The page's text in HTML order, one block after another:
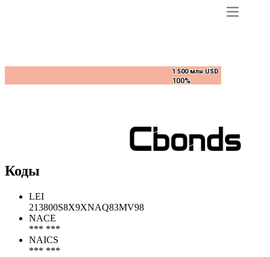
1 500 млн USD
100%
1 500 млн USD
100%
Коды
LEI
213800S8X9XNAQ83MV98
NACE
*** ***
NAICS
*** ***